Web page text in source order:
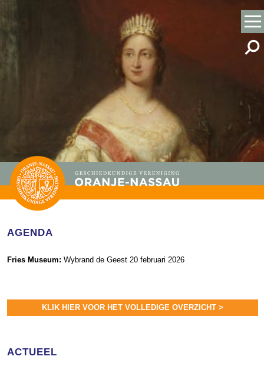
AGENDA
Fries Museum: Wybrand de Geest 20 februari 2026
KLIK HIER VOOR HET VOLLEDIGE OVERZICHT >
ACTUEEL